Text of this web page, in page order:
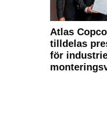
Atlas
tilldelas
för